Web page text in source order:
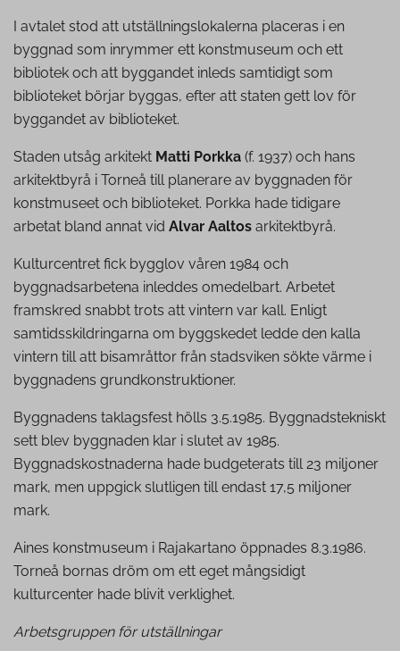
I avtalet stod att utställningslokalerna placeras i en
byggnad som inrymmer ett konstmuseum och ett
bibliotek och att byggandet inleds samtidigt som
biblioteket börjar byggas, efter att staten gett lov för
byggandet av biblioteket.
Staden utsåg arkitekt Matti Porkka (f. 1937) och hans
arkitektbyrå i Torneå till planerare av byggnaden för
konstmuseet och biblioteket. Porkka hade tidigare
arbetat bland annat vid Alvar Aaltos arkitektbyrå.
Kulturcentret fick bygglov våren 1984 och
byggnadsarbetena inleddes omedelbart. Arbetet
framskred snabbt trots att vintern var kall. Enligt
samtidsskildringarna om byggskedet ledde den kalla
vintern till att bisamråttor från stadsviken sökte värme i
byggnadens grundkonstruktioner.
Byggnadens taklagsfest hölls 3.5.1985. Byggnadstekniskt
sett blev byggnaden klar i slutet av 1985.
Byggnadskostnaderna hade budgeterats till 23 miljoner
mark, men uppgick slutligen till endast 17,5 miljoner
mark.
Aines konstmuseum i Rajakartano öppnades 8.3.1986.
Torneå bornas dröm om ett eget mångsidigt
kulturcenter hade blivit verklighet.
Arbetsgruppen för utställningar